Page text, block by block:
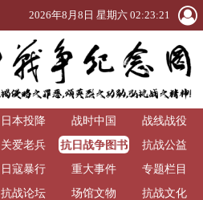
2026年8月8日 星期六 02:23:22
日本投降 战时中国
战线战役
关爱老兵
抗日战争图书
馆
抗战公益
日寇暴行 重大事件
专题栏目
抗战论坛 场馆文物 抗战文化